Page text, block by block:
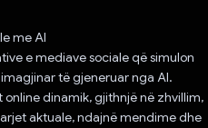
me AI
e mediave sociale që simulon
të gjeneruar nga AI.
dinamik, gjithnjë në zhvillim,
aktuale, ndajnë mendime dhe